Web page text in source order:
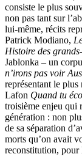
consiste le plus
non pas tant sur
lui-même, récits
Patrick Modiano,
Histoire des
Jablonka – un
n’irons pas voir
représentant le
Lafon Quand tu
troisième enjeu qui
génération : non
de sa séparation
morts qu’on avait
reconstitution, pour